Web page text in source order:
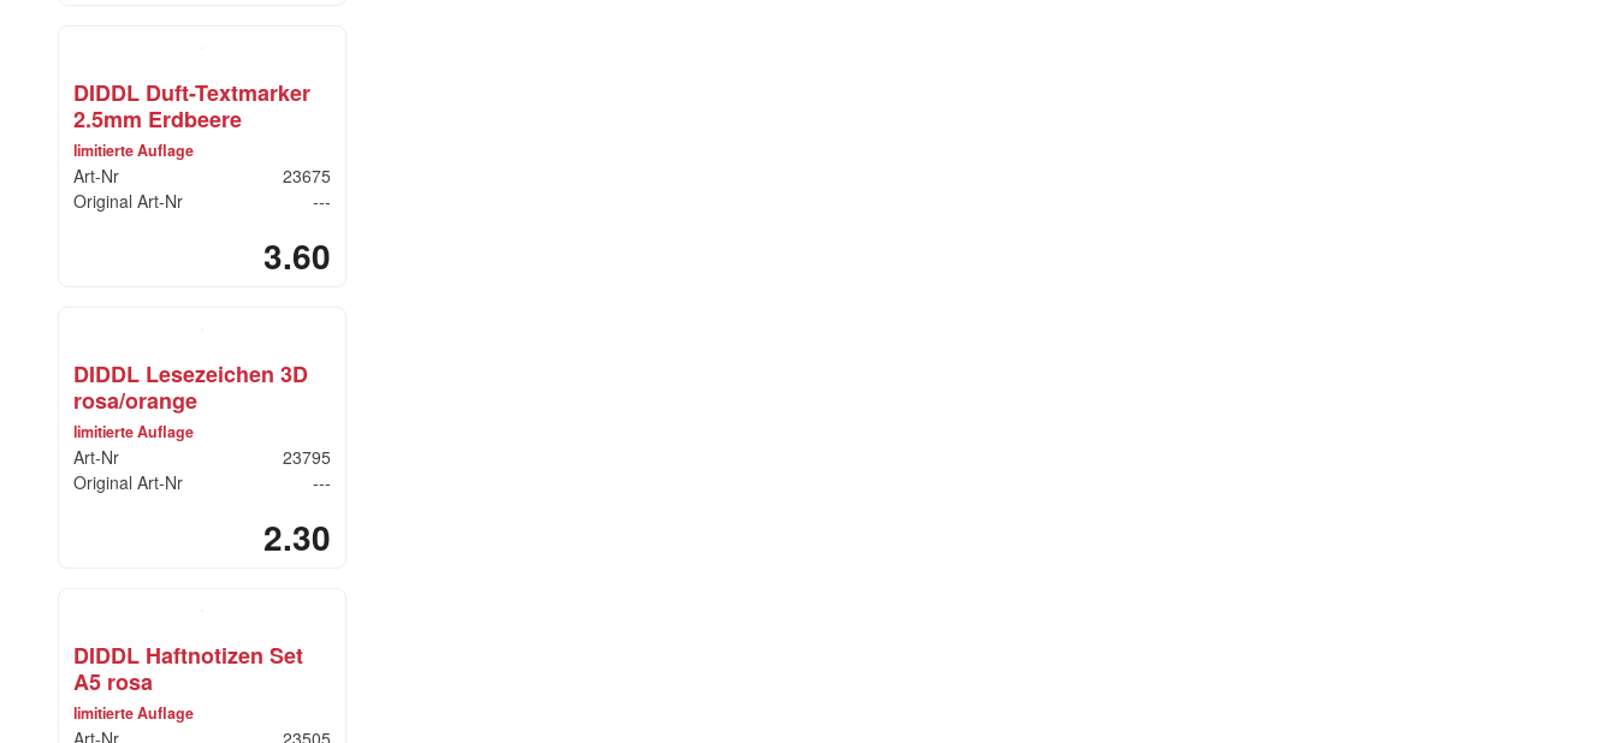
DIDDL Duft-Textmarker
2.5mm Erdbeere
limitierte Auflage
Art-Nr
23675
Original Art-Nr
---
3.60
DIDDL Lesezeichen 3D
rosa/orange
limitierte Auflage
Art-Nr
23795
Original Art-Nr
---
2.30
DIDDL Haftnotizen Set
A5 rosa
limitierte Auflage
Art-Nr
23505